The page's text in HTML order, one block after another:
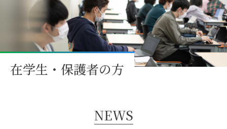
在学生・保護者の方
NEWS